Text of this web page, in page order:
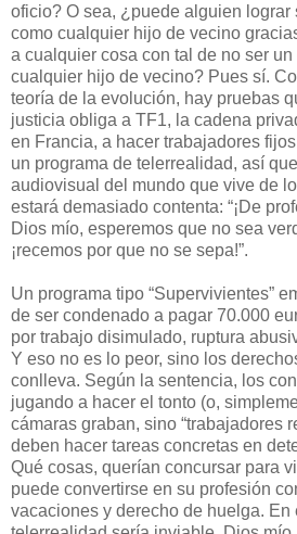
oficio? O sea, ¿puede alguien lograr
como cualquier hijo de vecino
a cualquier cosa con tal de no ser
cualquier hijo de vecino? Pues sí.
teoría de la evolución, hay pruebas
justicia obliga a TF1, la cadena
en Francia, a hacer trabajadores
un programa de telerrealidad, así
audiovisual del mundo que vive de
estará demasiado contenta: “¡De
Dios mío, esperemos que no sea
¡recemos por que no se sepa!”.
Un programa tipo “Supervivientes”
de ser condenado a pagar 70.000
por trabajo disimulado, ruptura
Y eso no es lo peor, sino los
conlleva. Según la sentencia, los
jugando a hacer el tonto (o,
cámaras graban, sino “trabajadores
deben hacer tareas concretas en
Qué cosas, querían concursar para
puede convertirse en su profesión
vacaciones y derecho de huelga. En